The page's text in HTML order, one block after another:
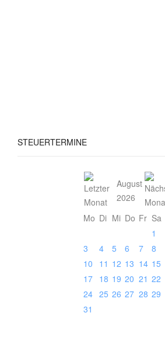
STEUERTERMINE
August
2026
Mo Di Mi Do Fr Sa
1
3
4 5 6 7 8
10
11 12 13 14 15
17
18 19 20 21 22
24 25 26 27 28 29
31